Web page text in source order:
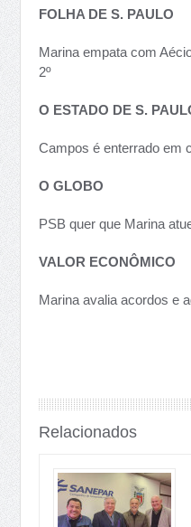
FOLHA DE S. PAULO
Marina empata com
2º
O ESTADO DE S.
Campos é enterrado em
O GLOBO
PSB quer que Marina
VALOR ECONÔMICO
Marina avalia acordos e
Relacionados